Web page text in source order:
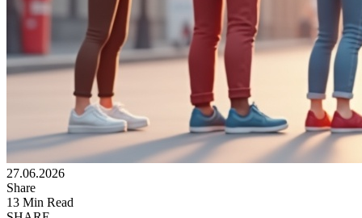
27.06.2026
Share
13 Min Read